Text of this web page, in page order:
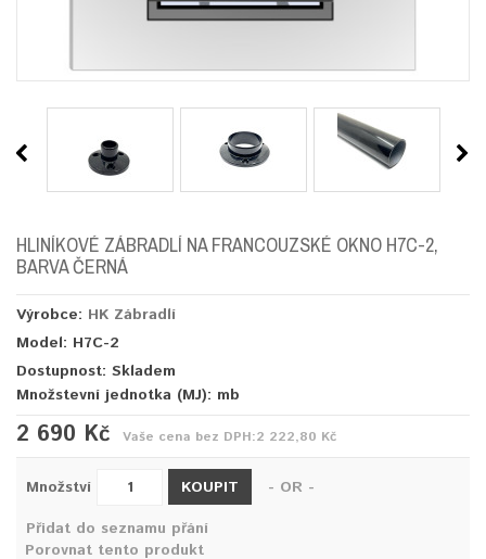
HLINÍKOVÉ ZÁBRADLÍ NA FRANCOUZSKÉ OKNO H7C-2,
BARVA ČERNÁ
Výrobce: HK Zábradlí
Model: H7C-2
Dostupnost: Skladem
Množstevní jednotka (MJ): mb
2 690 Kč Vaše cena bez DPH:2 222,80 Kč
Množství KOUPIT
- OR -
Přidat do seznamu přání
Porovnat tento produkt